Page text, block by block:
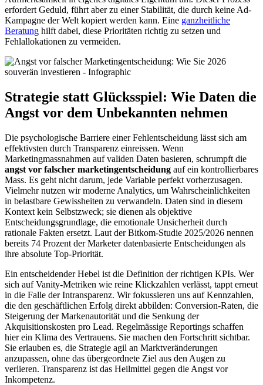
erfordert Geduld, führt aber zu einer Stabilität, die durch keine Ad-
Kampagne der Welt kopiert werden kann. Eine ganzheitliche
Beratung hilft dabei, diese Prioritäten richtig zu setzen und
Fehlallokationen zu vermeiden.
Strategie statt Glücksspiel: Wie Daten die
Angst vor dem Unbekannten nehmen
Die psychologische Barriere einer Fehlentscheidung lässt sich am
effektivsten durch Transparenz einreissen. Wenn
Marketingmassnahmen auf validen Daten basieren, schrumpft die
angst vor falscher marketingentscheidung auf ein kontrollierbares
Mass. Es geht nicht darum, jede Variable perfekt vorherzusagen.
Vielmehr nutzen wir moderne Analytics, um Wahrscheinlichkeiten
in belastbare Gewissheiten zu verwandeln. Daten sind in diesem
Kontext kein Selbstzweck; sie dienen als objektive
Entscheidungsgrundlage, die emotionale Unsicherheit durch
rationale Fakten ersetzt. Laut der Bitkom-Studie 2025/2026 nennen
bereits 74 Prozent der Marketer datenbasierte Entscheidungen als
ihre absolute Top-Priorität.
Ein entscheidender Hebel ist die Definition der richtigen KPIs. Wer
sich auf Vanity-Metriken wie reine Klickzahlen verlässt, tappt erneut
in die Falle der Intransparenz. Wir fokussieren uns auf Kennzahlen,
die den geschäftlichen Erfolg direkt abbilden: Conversion-Raten, die
Steigerung der Markenautorität und die Senkung der
Akquisitionskosten pro Lead. Regelmässige Reportings schaffen
hier ein Klima des Vertrauens. Sie machen den Fortschritt sichtbar.
Sie erlauben es, die Strategie agil an Marktveränderungen
anzupassen, ohne das übergeordnete Ziel aus den Augen zu
verlieren. Transparenz ist das Heilmittel gegen die Angst vor
Inkompetenz.